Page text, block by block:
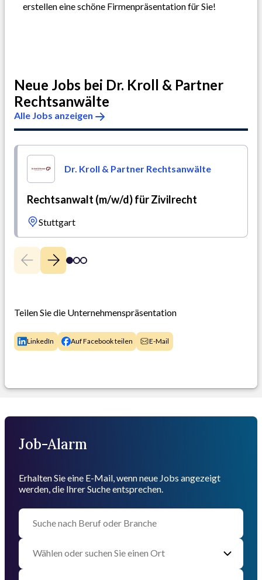
erstellen eine schöne Firmenpräsentation für Sie!
Neue Jobs bei Dr. Kroll & Partner
Rechtsanwälte
Alle Jobs anzeigen
Dr. Kroll & Partner Rechtsanwälte
Rechtsanwalt (m/w/d) für Zivilrecht
Stuttgart
Teilen Sie die Unternehmenspräsentation
LinkedIn Auf Facebook teilen E-Mail
Job-Alarm
Erhalten Sie eine E-Mail, wenn neue Jobs angezeigt
werden, die Ihrer Suche entsprechen.